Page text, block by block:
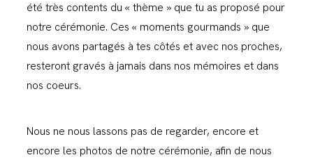
été très contents du « thème » que tu as proposé pour
notre cérémonie. Ces « moments gourmands » que
nous avons partagés à tes côtés et avec nos proches,
resteront gravés à jamais dans nos mémoires et dans
nos coeurs.
Nous ne nous lassons pas de regarder, encore et
encore les photos de notre cérémonie, afin de nous